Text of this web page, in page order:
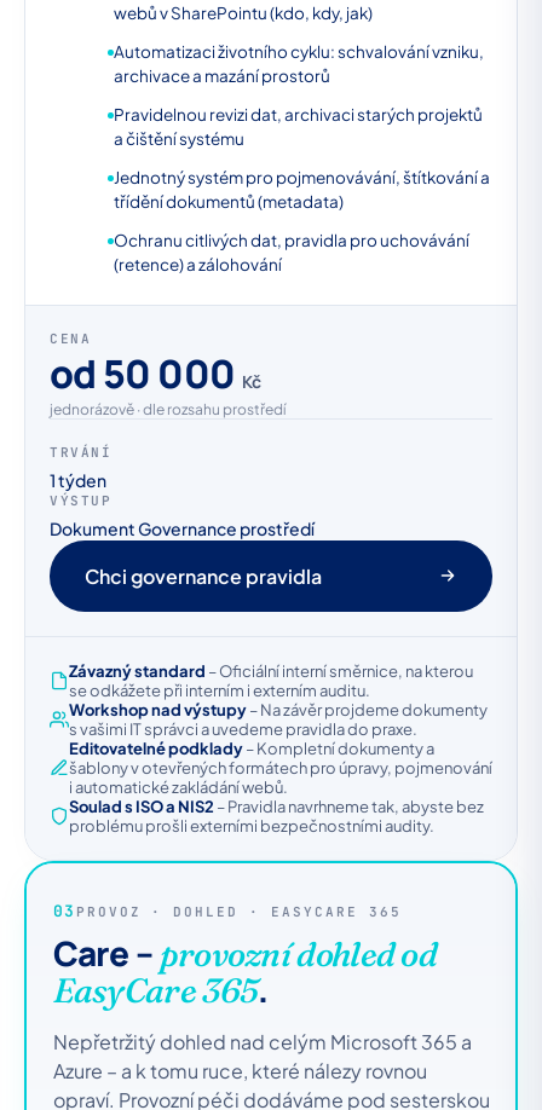
webů v SharePointu (kdo, kdy, jak)
Automatizaci životního cyklu: schvalování vzniku,
archivace a mazání prostorů
Pravidelnou revizi dat, archivaci starých projektů
a čištění systému
Jednotný systém pro pojmenovávání, štítkování a
třídění dokumentů (metadata)
Ochranu citlivých dat, pravidla pro uchovávání
(retence) a zálohování
CENA
od 50 000 Kč
jednorázově · dle rozsahu prostředí
TRVÁNÍ
1 týden
VÝSTUP
Dokument Governance prostředí
Chci governance pravidla
Závazný standard – Oficiální interní směrnice, na kterou
se odkážete při interním i externím auditu.
Workshop nad výstupy– Na závěr projdeme dokumenty
s vašimi IT správci a uvedeme pravidla do praxe.
Editovatelné podklady– Kompletní dokumenty a
šablony v otevřených formátech pro úpravy, pojmenování
i automatické zakládání webů.
Soulad s ISO a NIS2 – Pravidla navrhneme tak, abyste bez
problému prošli externími bezpečnostními audity.
03 PROVOZ · DOHLED · EASYCARE 365
Care – provozní dohled od
EasyCare 365.
Nepřetržitý dohled nad celým Microsoft 365 a
Azure – a k tomu ruce, které nálezy rovnou
opraví. Provozní péči dodáváme pod sesterskou